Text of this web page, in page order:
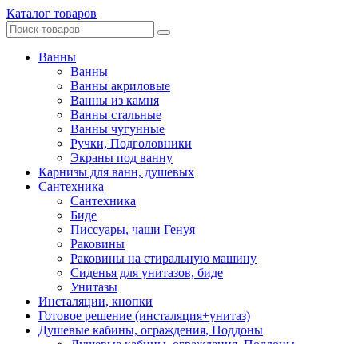
Каталог товаров
Ванны
Ванны
Ванны акриловые
Ванны из камня
Ванны стальные
Ванны чугунные
Ручки, Подголовники
Экраны под ванну
Карнизы для ванн, душевых
Сантехника
Сантехника
Биде
Писсуары, чаши Генуя
Раковины
Раковины на стиральную машину
Сиденья для унитазов, биде
Унитазы
Инсталяции, кнопки
Готовое решение (инсталяция+унитаз)
Душевые кабины, ограждения, Поддоны